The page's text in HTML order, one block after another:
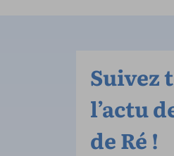
Suivez
l’actu
de Ré !